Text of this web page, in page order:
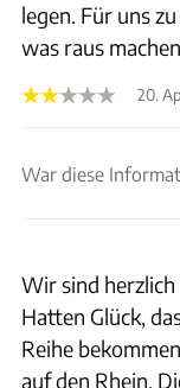
legen. Für uns
was raus
20.
War diese
Wir sind
Hatten Glück,
Reihe
auf den Rhein.